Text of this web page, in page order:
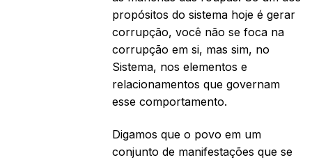
propósitos do sistema hoje é gerar
corrupção, você não se foca na
corrupção em si, mas sim, no
Sistema, nos elementos e
relacionamentos que governam
esse comportamento.
Digamos que o povo em um
conjunto de manifestações que se